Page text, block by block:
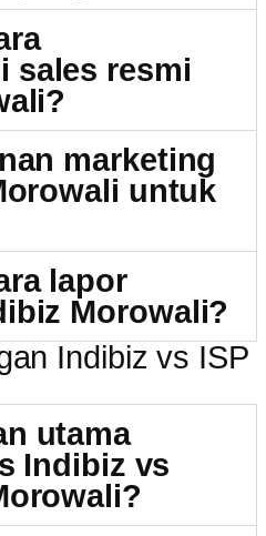
sales resmi
marketing
untuk
lapor
Morowali?
Indibiz vs ISP
utama
Indibiz vs